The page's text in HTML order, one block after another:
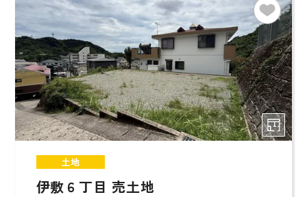
土地
伊敷６丁目 売土地